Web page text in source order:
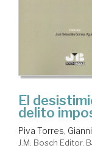
El
delito
Piva Torres,
J.M. Bosch Editor.